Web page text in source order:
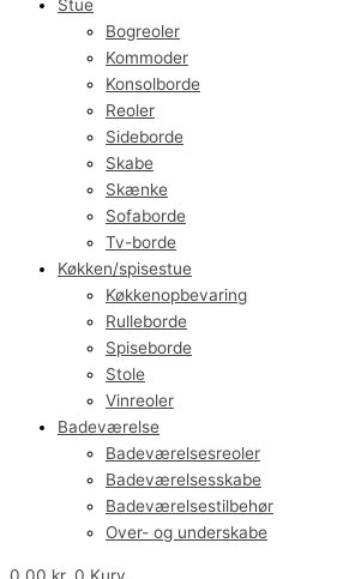
Stue
Bogreoler
Kommoder
Konsolborde
Reoler
Sideborde
Skabe
Skænke
Sofaborde
Tv-borde
Køkken/spisestue
Køkkenopbevaring
Rulleborde
Spiseborde
Stole
Vinreoler
Badeværelse
Badeværelsesreoler
Badeværelsesskabe
Badeværelsestilbehør
Over- og underskabe